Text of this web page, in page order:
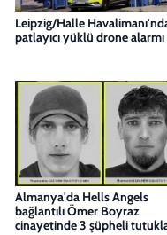
Leipzig/Halle
patlayıcı yüklü drone alarmı
Almanya'da Hells Angels
bağlantılı Ömer Boyraz
cinayetinde 3 şüpheli